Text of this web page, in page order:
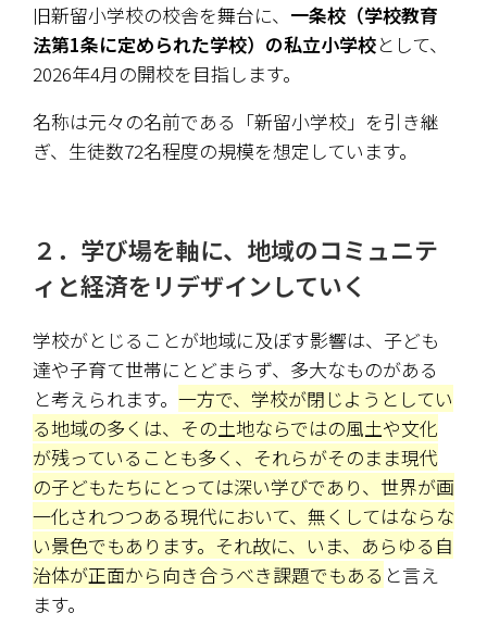
旧新留小学校の校舎を舞台に、 一条校（学校教育
法第1条に定められた学校）の私立小学校として、
2026年4月の開校を目指します。
名称は元々の名前である「新留小学校」を引き継
ぎ、生徒数72名程度の規模を想定しています。
２．学び場を軸に、地域のコミュニテ
ィと経済をリデザインしていく
学校がとじることが地域に及ぼす影響は、子ども
達や子育て世帯にとどまらず、多大なものがある
と考えられます。 一方で、学校が閉じようとしてい
る地域の多くは、その土地ならではの風土や文化
が残っていることも多く、それらがそのまま現代
の子どもたちにとっては深い学びであり、世界が画
一化されつつある現代において、無くしてはならな
い景色でもあります。それ故に、いま、あらゆる自
治体が正面から向き合うべき課題でもある と言え
ます。